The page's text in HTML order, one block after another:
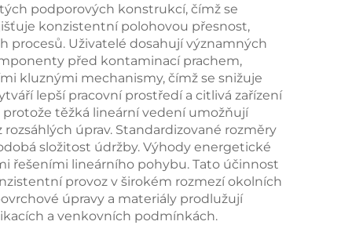
podporových konstrukcí, čímž se
konzistentní polohovou přesnost,
procesů. Uživatelé dosahují významných
před kontaminací prachem,
kluznými mechanismy, čímž se snižuje
lepší pracovní prostředí a citlivá zařízení
těžká lineární vedení umožňují
úprav. Standardizované rozměry
složitost údržby. Výhody energetické
řešeními lineárního pohybu. Tato účinnost
provoz v širokém rozmezí okolních
úpravy a materiály prodlužují
a venkovních podmínkách.